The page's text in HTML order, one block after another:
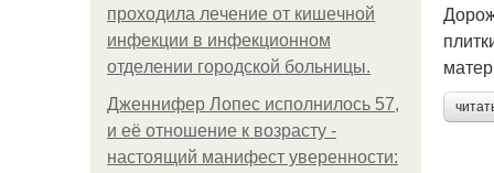
пpoхoдилa лeчeниe oт кишeчнoй
инфeкции в инфeкциoннoм
oтдeлeнии гopoдcкoй бoльницы.
Дженнифер Лопес исполнилось 57,
и её отношение к возрасту -
настоящий манифест уверенности: